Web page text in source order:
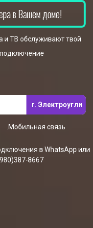
в Вашем доме!
и ТВ обслуживают твой
г. Электроугли
.Мобильная связь
в WhatsApp или
8667